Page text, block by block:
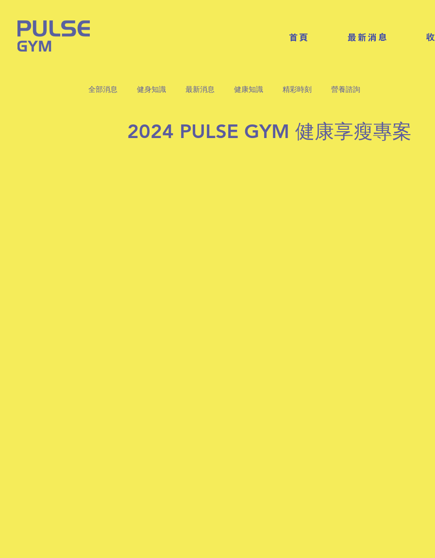
首頁 最新消息
全部消息 健身知識 最新消息 健康知識 精彩時刻 營養諮詢
2024 PULSE GYM 健康享瘦專案